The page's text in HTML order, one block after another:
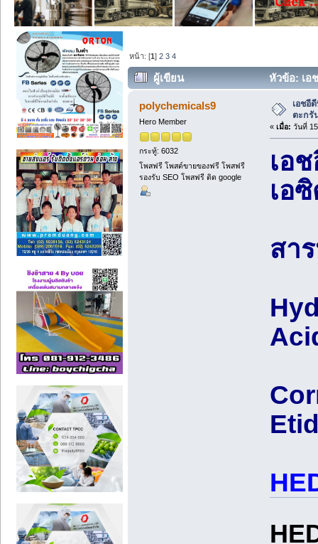
หน้า: [1]2 3 4
ผู้เขียน หัวข้อ: เอ
polychemicals9
Hero Member
กระทู้: 6032
โพสฟรี โพสต์ขายของฟรี โพสฟรี
รองรับ SEO โพสฟรี ติด google
เอชอี
ตะกรั
« เมื่อ: วันที่
เอ
เอ
สา